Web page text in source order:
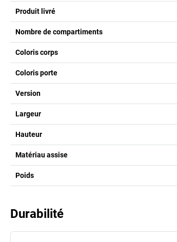
Produit livré
Nombre de compartiments
Coloris corps
Coloris porte
Version
Largeur
Hauteur
Matériau assise
Poids
Durabilité